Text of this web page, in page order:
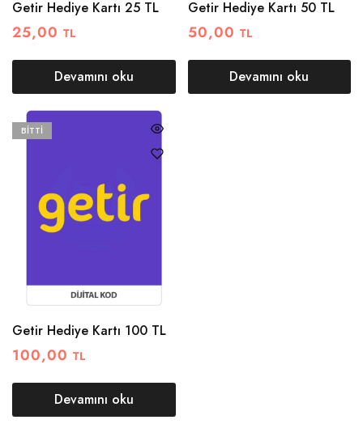
Getir Hediye Kartı 25 TL
25,00 TL
Devamını oku
Getir Hediye Kartı 50 TL
50,00 TL
Devamını oku
BITTI
Getir Hediye Kartı 100 TL
100,00 TL
Devamını oku